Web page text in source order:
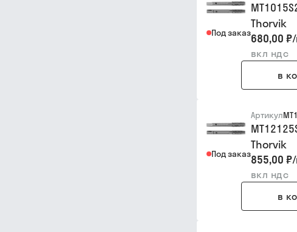
Под заказ
Thorvik
680,00 ₽/
вкл ндс
в
Под заказ
Артикул
Thorvik
855,00 ₽/
вкл ндс
в